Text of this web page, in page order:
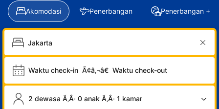
Akomodasi Penerbangan Penerbangan +
Waktu check-in Ã¢â‚¬â€ Waktu check-out
2 dewasa Ã‚Â· 0 anak Ã‚Â· 1 kamar